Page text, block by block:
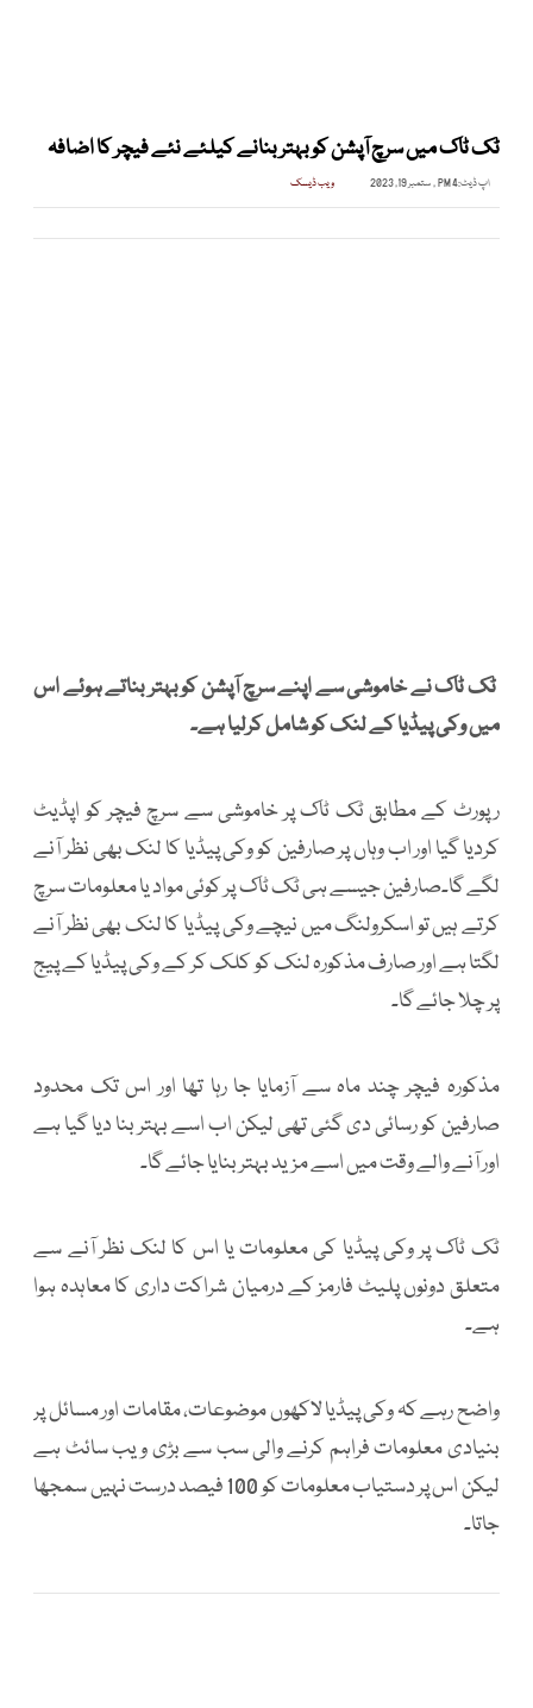
ٹک ٹاک میں سرچ آپشن کو بہتر بنانے کیلئے نئے فیچر کا اضافہ
اپ ڈیٹ:4 PM , ستمبر 19, 2023 ویب ڈیسک
ٹک ٹاک نے خاموشی سے اپنے سرچ آپشن کو بہتر بناتے ہوئے اس
میں وکی پیڈیا کے لنک کو شامل کرلیا ہے۔
رپورٹ کے مطابق ٹک ٹاک پر خاموشی سے سرچ فیچر کو اپڈیٹ
کردیا گیا اور اب وہاں پر صارفین کو وکی پیڈیا کا لنک بھی نظر آنے
لگے گا۔صارفین جیسے ہی ٹک ٹاک پر کوئی مواد یا معلومات سرچ
کرتے ہیں تو اسکرولنگ میں نیچے وکی پیڈیا کا لنک بھی نظر آنے
لگتا ہے اور صارف مذکورہ لنک کو کلک کر کے وکی پیڈیا کے پیج
پر چلا جائے گا۔
مذکورہ فیچر چند ماہ سے آزمایا جا رہا تھا اور اس تک محدود
صارفین کو رسائی دی گئی تھی لیکن اب اسے بہتر بنا دیا گیا ہے
اور آنے والے وقت میں اسے مزید بہتر بنایا جائے گا۔
ٹک ٹاک پر وکی پیڈیا کی معلومات یا اس کا لنک نظر آنے سے
متعلق دونوں پلیٹ فارمز کے درمیان شراکت داری کا معاہدہ ہوا
ہے۔
واضح رہے کہ وکی پیڈیا لاکھوں موضوعات، مقامات اور مسائل پر
بنیادی معلومات فراہم کرنے والی سب سے بڑی ویب سائٹ ہے
لیکن اس پر دستیاب معلومات کو 100 فیصد درست نہیں سمجھا
جاتا۔